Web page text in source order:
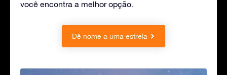
você encontra a melhor opção.
Dê nome a uma estrela